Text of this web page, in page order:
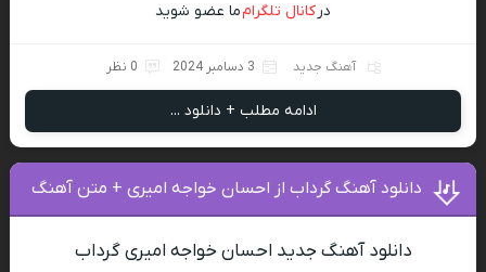
درکانال تلگرامما عضو شوید
آهنگ جدید 3 دسامبر 2024 0 نظر
ادامه مطلب + دانلود ...
دانلود آهنگ گرداب از احسان خواجه امیری + متن آهنگ
دانلود آهنگ جدید احسان خواجه امیری گرداب